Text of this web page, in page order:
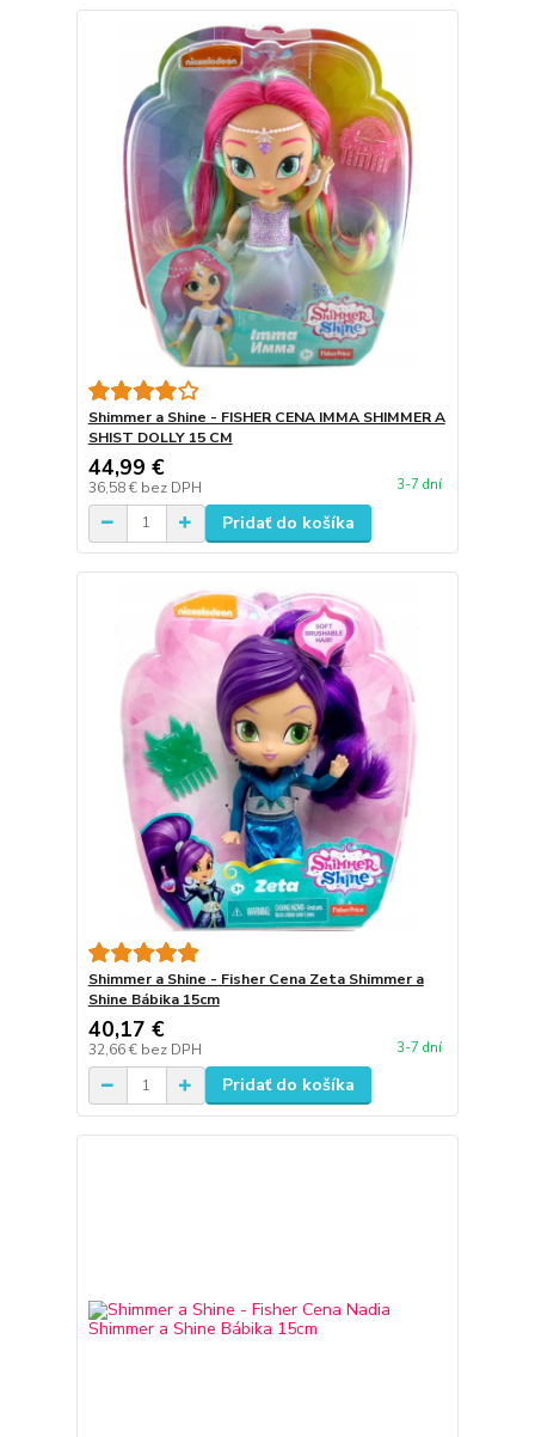
Shimmer a Shine - FISHER CENA IMMA SHIMMER A
SHIST DOLLY 15 CM
44,99 €
36,58 € bez DPH 3-7 dní
Pridať do košíka
Shimmer a Shine - Fisher Cena Zeta Shimmer a
Shine Bábika 15cm
40,17 €
32,66 € bez DPH 3-7 dní
Pridať do košíka